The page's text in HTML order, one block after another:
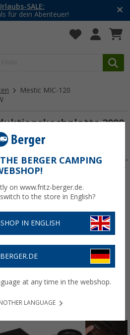
auf Kleidung und Schuhe
dem Aktionscode20SSV
Mestic MIC-120
2000
BERGER CAMPING
on www.fritz-berger.de.
to the store in English?
IN ENGLISH
at any time in the webshop.
LANGUAGE